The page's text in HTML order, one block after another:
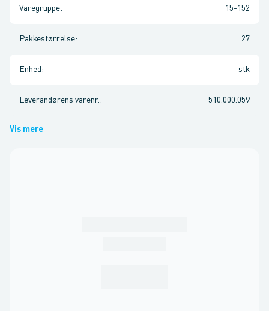
Varegruppe: 15-152
Pakkestørrelse: 27
Enhed : stk
Leverandørens varenr. : 510.000.059
Vis mere